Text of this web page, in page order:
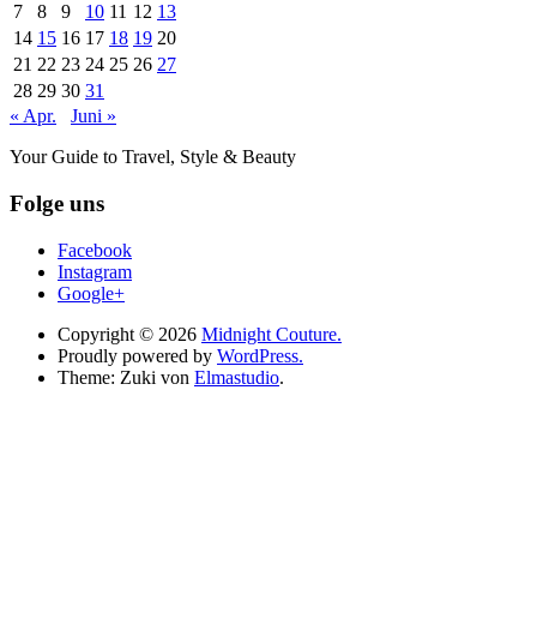
7
8 9 10 11 12 13
14 15 16 17 18 19 20
21 22 23 24 25 26 27
28 29 30 31
« Apr.
Juni »
Your Guide to Travel, Style & Beauty
Folge uns
Facebook
Instagram
Google+
Copyright © 2026 Midnight Couture.
Proudly powered by WordPress.
Theme: Zuki von Elmastudio.